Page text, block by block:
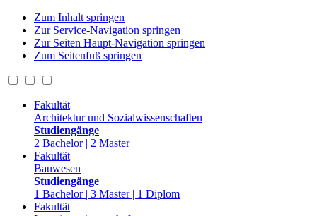
Zum Inhalt springen
Zur Service-Navigation springen
Zur Seiten Haupt-Navigation springen
Zum Seitenfuß springen
Fakultät
Architektur und Sozialwissenschaften
Studiengänge
2 Bachelor | 2 Master
Fakultät
Bauwesen
Studiengänge
1 Bachelor | 3 Master | 1 Diplom
Fakultät